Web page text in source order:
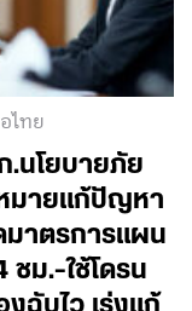
ไทย
.นโยบายภัย
มายแก้ปัญหา
มาตรการแผน
ม.-ใช้โดรน
ฉับไว เร่งแก้